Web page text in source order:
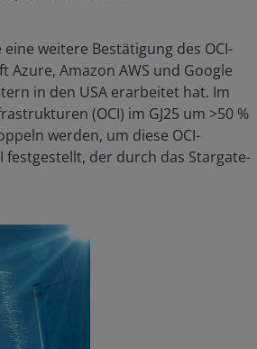
weitere Bestätigung des OCI-
Amazon AWS und Google
in den USA erarbeitet hat. Im
(OCI) im GJ25 um >50 %
werden, um diese OCI-
der durch das Stargate-